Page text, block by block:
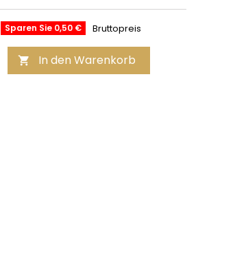
Sparen Sie 0,50 € Bruttopreis
 In den Warenkorb